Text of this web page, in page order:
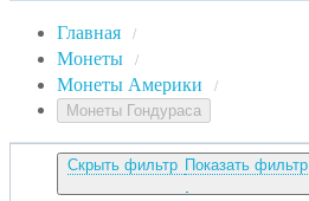
Главная /
Монеты /
Монеты Америки /
Монеты Гондураса
Скрыть фильтр Показать фильтр